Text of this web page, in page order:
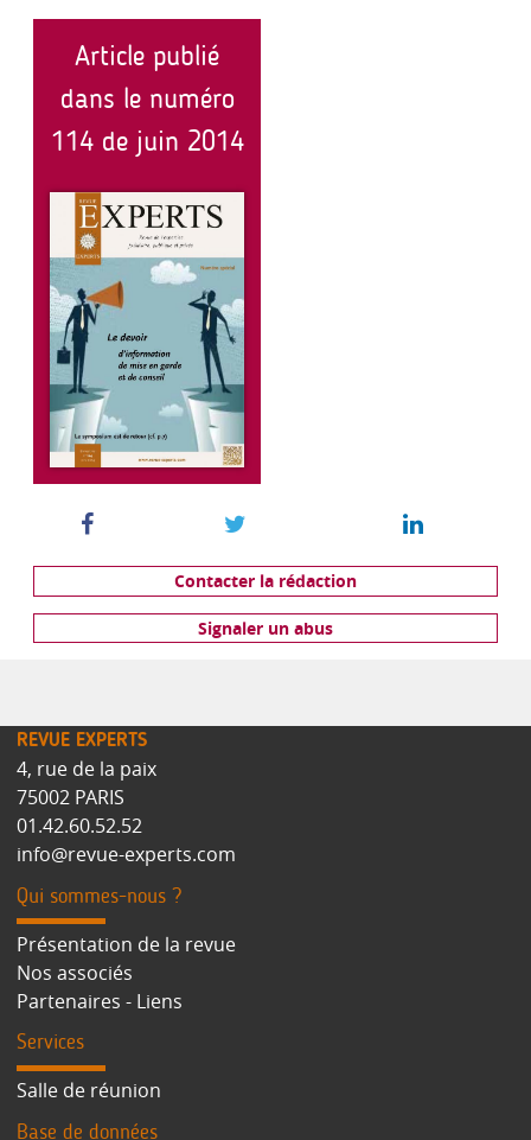
Article publié
dans le numéro
114 de juin 2014
Contacter la rédaction
Signaler un abus
REVUE EXPERTS
4, rue de la paix
75002 PARIS
01.42.60.52.52
info@revue-experts.com
Qui sommes-nous ?
Présentation de la revue
Nos associés
Partenaires - Liens
Services
Salle de réunion
Base de données